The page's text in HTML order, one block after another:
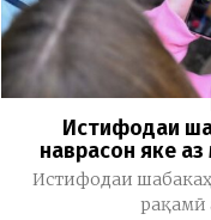
Истифодаи
наврасон яке
Истифодаи
рақамӣ